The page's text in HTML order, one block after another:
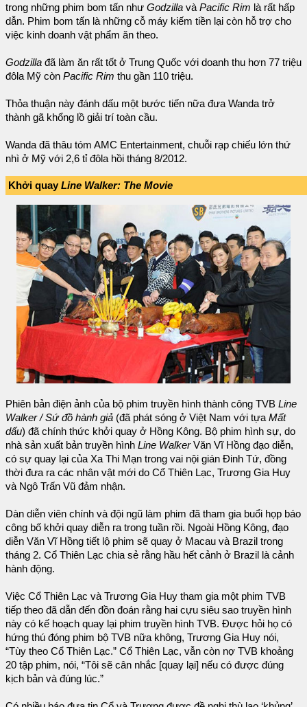
trong những phim bom tấn như Godzilla và Pacific Rim là rất hấp
dẫn. Phim bom tấn là những cỗ máy kiếm tiền lại còn hỗ trợ cho
việc kinh doanh vật phẩm ăn theo.
Godzilla đã làm ăn rất tốt ở Trung Quốc với doanh thu hơn 77 triệu
đôla Mỹ còn Pacific Rim thu gần 110 triệu.
Thỏa thuận này đánh dấu một bước tiến nữa đưa Wanda trở
thành gã khổng lồ giải trí toàn cầu.
Wanda đã thâu tóm AMC Entertainment, chuỗi rạp chiếu lớn thứ
nhì ở Mỹ với 2,6 tỉ đôla hồi tháng 8/2012.
Khởi quayLine Walker: The Movie
Phiên bản điện ảnh của bộ phim truyền hình thành công TVB Line
Walker / Sứ đồ hành giả (đã phát sóng ở Việt Nam với tựa Mất
dấu) đã chính thức khởi quay ở Hồng Kông. Bộ phim hình sự, do
nhà sản xuất bản truyền hình Line WalkerVăn Vĩ Hồng đạo diễn,
có sự quay lại của Xa Thi Mạn trong vai nội gián Đinh Tứ, đồng
thời đưa ra các nhân vật mới do Cổ Thiên Lạc, Trương Gia Huy
và Ngô Trấn Vũ đảm nhận.
Dàn diễn viên chính và đội ngũ làm phim đã tham gia buổi họp báo
công bố khởi quay diễn ra trong tuần rồi. Ngoài Hồng Kông, đạo
diễn Văn Vĩ Hồng tiết lộ phim sẽ quay ở Macau và Brazil trong
tháng 2. Cổ Thiên Lạc chia sẻ rằng hầu hết cảnh ở Brazil là cảnh
hành động.
Việc Cổ Thiên Lạc và Trương Gia Huy tham gia một phim TVB
tiếp theo đã dẫn đến đồn đoán rằng hai cựu siêu sao truyền hình
này có kế hoạch quay lại phim truyền hình TVB. Được hỏi họ có
hứng thú đóng phim bộ TVB nữa không, Trương Gia Huy nói,
“Tùy theo Cổ Thiên Lạc.” Cổ Thiên Lạc, vẫn còn nợ TVB khoảng
20 tập phim, nói, “Tôi sẽ cân nhắc [quay lại] nếu có được đúng
kịch bản và đúng lúc.”